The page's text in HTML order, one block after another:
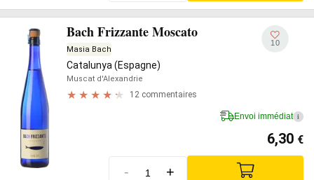
Bach Frizzante Moscato
Masia Bach
Catalunya (Espagne)
Muscat d'Alexandrie
12 commentaires
10
Envoi immédiat i
6,30 €
- +